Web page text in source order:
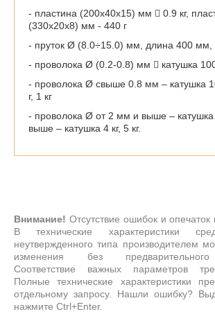
- пластина (200х40х15) мм  0.9 кг,
(330х20х8) мм - 440 г
- пруток Ø (8.0÷15.0) мм, длина 400 мм,
- проволока Ø (0.2-0.8) мм  катушка 100
- проволока Ø свыше 0.8 мм – катушка
г, 1 кг
- проволока Ø от 2 мм и выше – катушка
выше – катушка 4 кг, 5 кг.
Внимание! Отсутствие ошибок и опечаток
В технические характеристики
неутвержденного типа производителем
изменения без
Соответствие важных параметров
Полные технические характеристики
отдельному запросу. Нашли ошибку?
нажмите Ctrl+Enter.